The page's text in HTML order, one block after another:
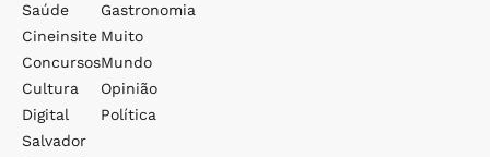
Saúde
Cineinsite
Concursos
Cultura
Digital
Salvador
Gastronomia
Muito
Mundo
Opinião
Política